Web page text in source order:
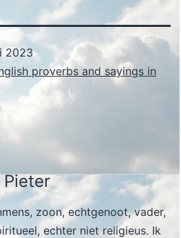
2023
proverbs and sayings in
Pieter
zoon, echtgenoot, vader,
echter niet religieus. Ik